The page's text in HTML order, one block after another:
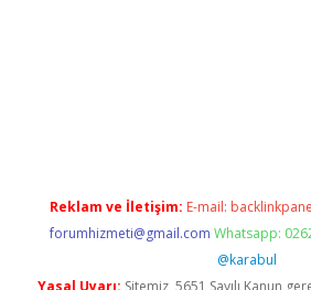
Reklam ve İletişim: E-mail:
forumhizmeti@gmail.com Whatsapp:
@karabul
Yasal Uyarı: Sitemiz, 5651 Sayılı Kanun